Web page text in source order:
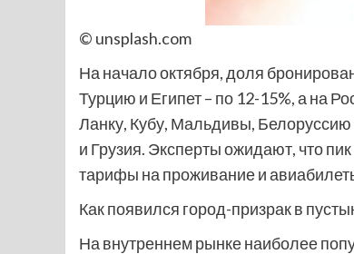
© unsplash.com
На начало октября, доля
Турцию и Египет – по 12-15%, а на
Ланку, Кубу, Мальдивы, Белоруссию
и Грузия. Эксперты ожидают, что
тарифы на проживание и
Как появился город-призрак в
На внутреннем рынке наиболее